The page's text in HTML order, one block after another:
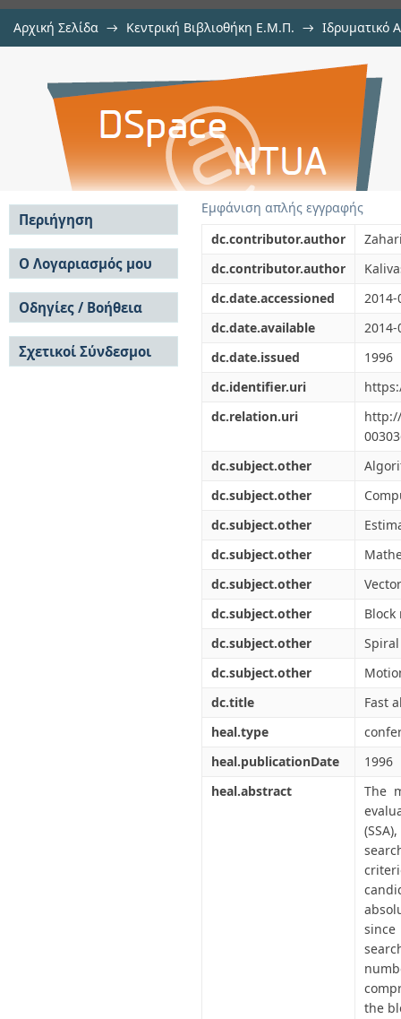
Αρχική Σελίδα → Κεντρική Βιβλιοθήκη Ε.Μ.Π. → Ιδρυματικό
Fast algorithms for the
Εμφάνιση απλής εγγραφής
dc.contributor.author
dc.contributor.author
dc.date.accessioned
2014-
dc.date.available
2014-
dc.date.issued
1996
dc.identifier.uri
dc.relation.uri
dc.subject.other
dc.subject.other
dc.subject.other
dc.subject.other
dc.subject.other
dc.subject.other
dc.subject.other
dc.subject.other
dc.title
Fast
heal.type
heal.publicationDate
1996
heal.abstract
The
since
the
Περιήγηση
Σε όλο το DSpace
Κοινότητες & Συλλογές
Ανά Ημερομηνία
Έκδοσης
Συγγραφείς
Τίτλοι
Θέματα
Ο Λογαριασμός μου
Σύνδεση
Εγγραφή
Οδηγίες / Βοήθεια
Οδηγίες Υποβολής
Οδηγίες Χρήσης ΙΑ
Συχνές Ερωτήσεις
Σχετικοί Σύνδεσμοι